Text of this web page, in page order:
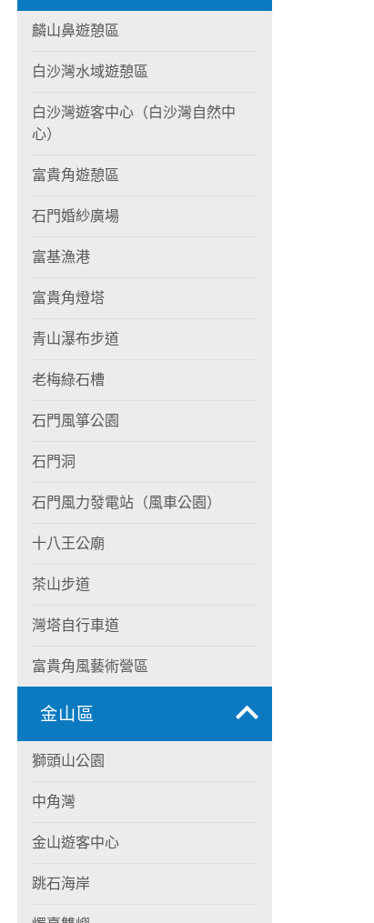
麟山鼻遊憩區
白沙灣水域遊憩區
白沙灣遊客中心（白沙灣自然中
心）
富貴角遊憩區
石門婚紗廣場
富基漁港
富貴角燈塔
青山瀑布步道
老梅綠石槽
石門風箏公園
石門洞
石門風力發電站（風車公園）
十八王公廟
茶山步道
灣塔自行車道
富貴角風藝術營區
金山區
獅頭山公園
中角灣
金山遊客中心
跳石海岸